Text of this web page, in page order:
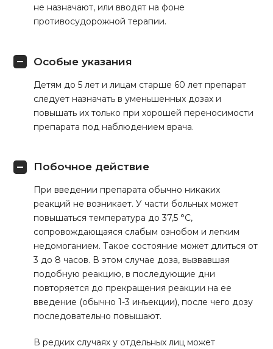
не назначают, или вводят на фоне
противосудорожной терапии.
Особые указания
Детям до 5 лет и лицам старше 60 лет препарат
следует назначать в уменьшенных дозах и
повышать их только при хорошей переносимости
препарата под наблюдением врача.
Побочное действие
При введении препарата обычно никаких
реакций не возникает. У части больных может
повышаться температура до 37,5 °С,
сопровождающаяся слабым ознобом и легким
недомоганием. Такое состояние может длиться от
3 до 8 часов. В этом случае доза, вызвавшая
подобную реакцию, в последующие дни
повторяется до прекращения реакции на ее
введение (обычно 1-3 инъекции), после чего дозу
последовательно повышают.
В редких случаях у отдельных лиц может